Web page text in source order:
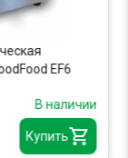
Купить
EF6
В наличии